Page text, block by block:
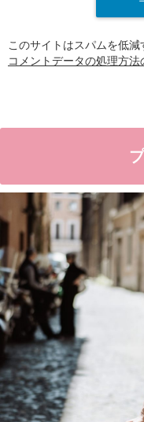
このサイトはスパムを低減
コメントデータの処理方